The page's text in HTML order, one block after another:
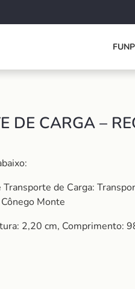
DE CARGA –
de Carga:
Monte
2,20 cm, Comprimento: